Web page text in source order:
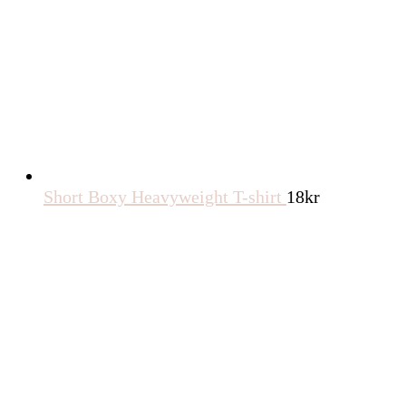
Short Boxy Heavyweight T-shirt 18kr